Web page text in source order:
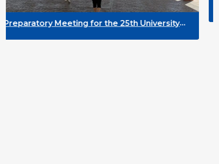
for the 25th University
DYPALL Network
2026 in Malta